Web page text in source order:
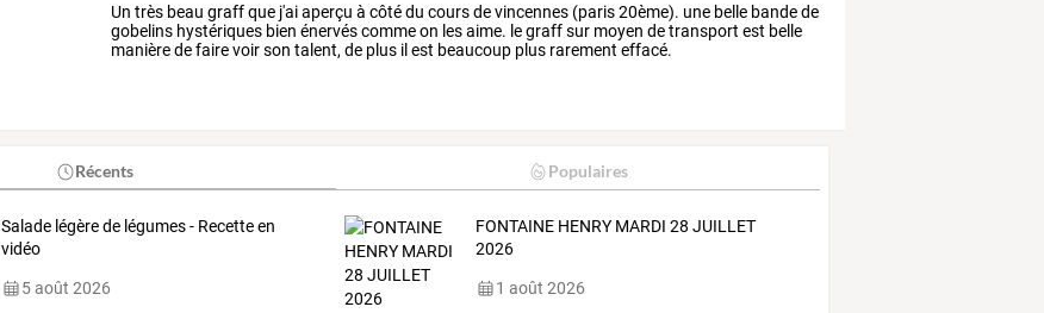
Un très beau graff que j'ai aperçu à côté du cours de vincennes (paris 20ème). une belle bande de
gobelins hystériques bien énervés comme on les aime. le graff sur moyen de transport est belle
manière de faire voir son talent, de plus il est beaucoup plus rarement effacé.
Récents Populaires
Salade légère de légumes - Recette en
vidéo
5 août 2026
FONTAINE HENRY MARDI 28 JUILLET
2026
1 août 2026